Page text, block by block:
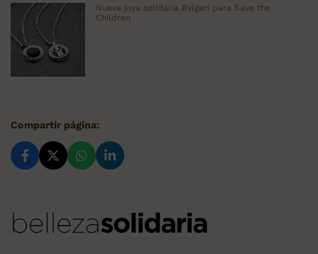
Nueva joya solidaria Bvlgari para Save the
Children
Compartir página: